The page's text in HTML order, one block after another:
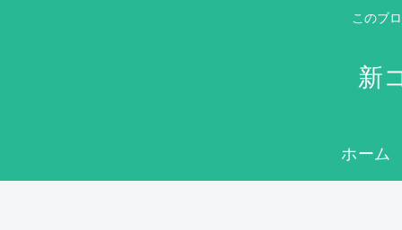
このブ
新
ホーム